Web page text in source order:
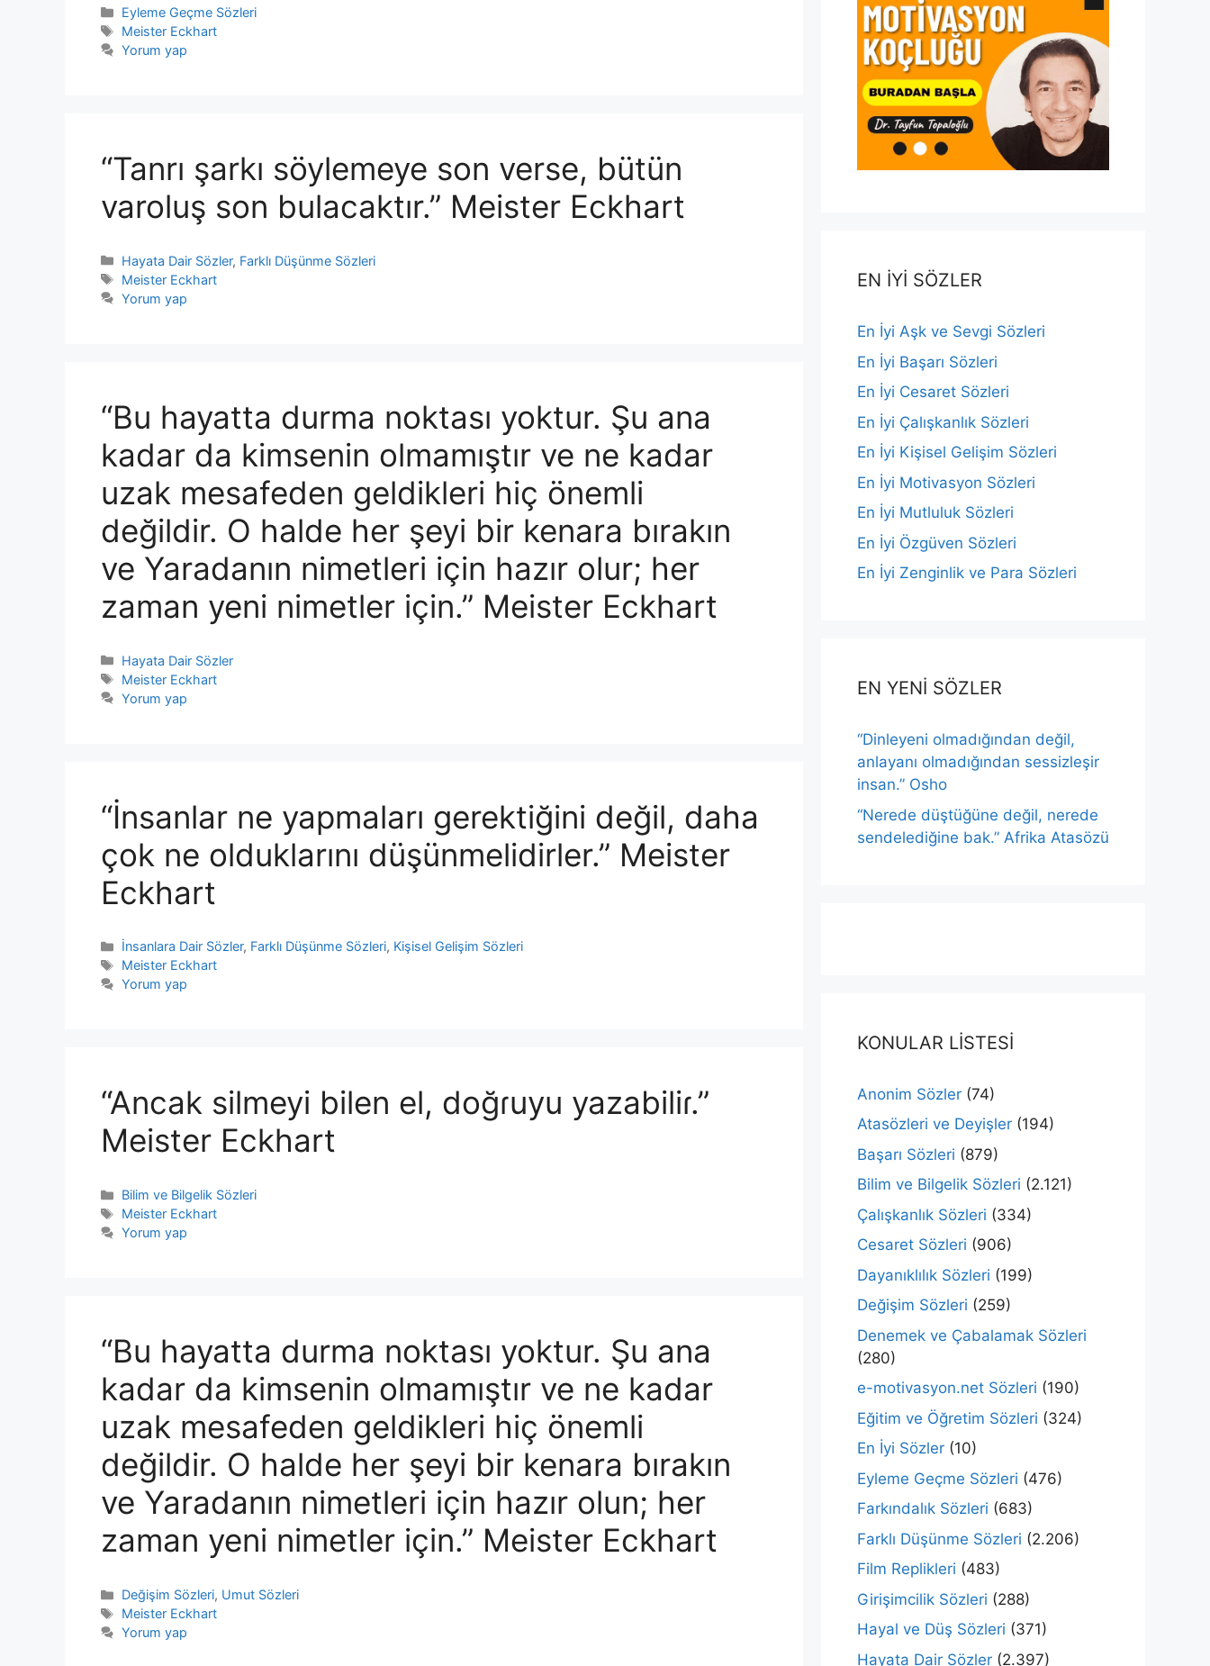
Kategoriler
Eyleme Geçme Sözleri
Etiketler
Meister Eckhart
Yorum yap
“Tanrı şarkı söylemeye son verse, bütün
varoluş son bulacaktır.” Meister Eckhart
Kategoriler
Hayata Dair Sözler, Farklı Düşünme Sözleri
Etiketler
Meister Eckhart
Yorum yap
“Bu hayatta durma noktası yoktur. Şu ana
kadar da kimsenin olmamıştır ve ne kadar
uzak mesafeden geldikleri hiç önemli
değildir. O halde her şeyi bir kenara bırakın
ve Yaradanın nimetleri için hazır olur; her
zaman yeni nimetler için.” Meister Eckhart
Kategoriler
Hayata Dair Sözler
Etiketler
Meister Eckhart
Yorum yap
“İnsanlar ne yapmaları gerektiğini değil, daha
çok ne olduklarını düşünmelidirler.” Meister
Eckhart
Kategoriler
İnsanlara Dair Sözler, Farklı Düşünme Sözleri, Kişisel Gelişim Sözleri
Etiketler
Meister Eckhart
Yorum yap
“Ancak silmeyi bilen el, doğɾuyu yazabiliɾ.”
Meister Eckhart
Kategoriler
Bilim ve Bilgelik Sözleri
Etiketler
Meister Eckhart
Yorum yap
“Bu hayatta durma noktası yoktur. Şu ana
kadar da kimsenin olmamıştır ve ne kadar
uzak mesafeden geldikleri hiç önemli
değildir. O halde her şeyi bir kenara bırakın
ve Yaradanın nimetleri için hazır olun; her
zaman yeni nimetler için.” Meister Eckhart
Kategoriler
Değişim Sözleri, Umut Sözleri
Etiketler
Meister Eckhart
Yorum yap
EN İYİ SÖZLER
En İyi Aşk ve Sevgi Sözleri
En İyi Başarı Sözleri
En İyi Cesaret Sözleri
En İyi Çalışkanlık Sözleri
En İyi Kişisel Gelişim Sözleri
En İyi Motivasyon Sözleri
En İyi Mutluluk Sözleri
En İyi Özgüven Sözleri
En İyi Zenginlik ve Para Sözleri
EN YENİ SÖZLER
“Dinleyeni olmadığından değil,
anlayanı olmadığından sessizleşir
insan.” Osho
“Nerede düştüğüne değil, nerede
sendelediğine bak.” Afrika Atasözü
KONULAR LİSTESİ
Anonim Sözler (74)
Atasözleri ve Deyişler (194)
Başarı Sözleri (879)
Bilim ve Bilgelik Sözleri (2.121)
Çalışkanlık Sözleri (334)
Cesaret Sözleri (906)
Dayanıklılık Sözleri (199)
Değişim Sözleri (259)
Denemek ve Çabalamak Sözleri
(280)
e-motivasyon.net Sözleri (190)
Eğitim ve Öğretim Sözleri (324)
En İyi Sözler (10)
Eyleme Geçme Sözleri (476)
Farkındalık Sözleri (683)
Farklı Düşünme Sözleri (2.206)
Film Replikleri (483)
Girişimcilik Sözleri (288)
Hayal ve Düş Sözleri (371)
Hayata Dair Sözler (2.397)